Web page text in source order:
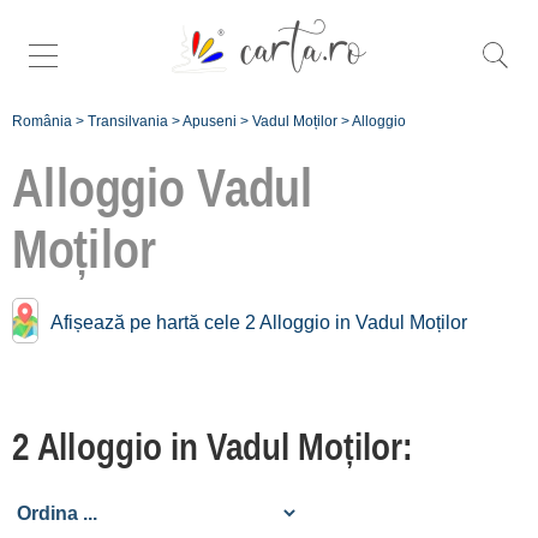
România > Transilvania >Apuseni > Vadul Moților >Alloggio
AlloggioVadul
Moților
Afișează pe hartă cele 2 Alloggio in Vadul Moților
2 Alloggio in Vadul Moților:
Alloggio vicino a
Vadul Moților:
Albac
Horea